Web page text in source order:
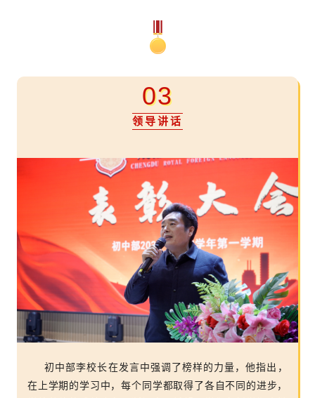
03
领导讲话
初中部李校长在发言中强调了榜样的力量，他指出，
在上学期的学习中，每个同学都取得了各自不同的进步，